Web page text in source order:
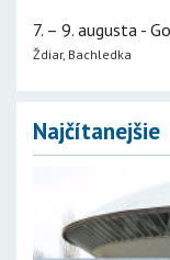
7. – 9. augusta -
Ždiar, Bachledka
Najčítanejšie